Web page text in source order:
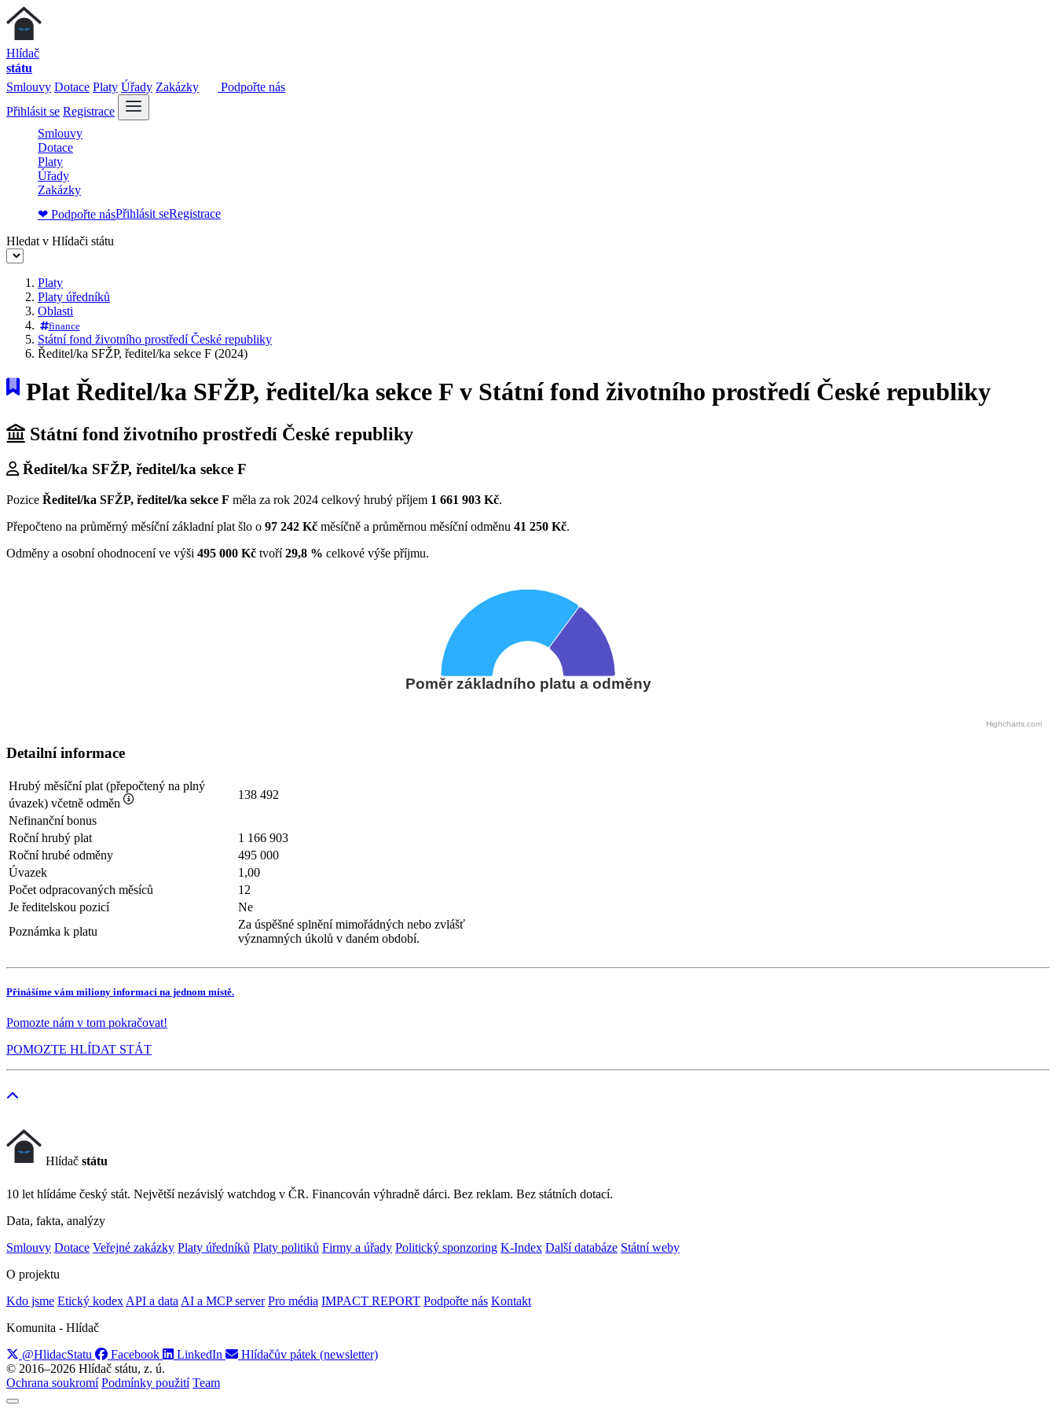
Hlídač
státu
Smlouvy Dotace Platy Úřady Zakázky
Podpořte nás
Přihlásit se Registrace
Smlouvy
Dotace
Platy
Úřady
Zakázky
❤ Podpořte násPřihlásit seRegistrace
Hledat v Hlídači státu
Platy
Platy úředníků
Oblasti
finance
Státní fond životního prostředí České republiky
Ředitel/ka SFŽP, ředitel/ka sekce F (2024)
Plat Ředitel/ka SFŽP, ředitel/ka sekce F v Státní fond životního prostředí České republiky
Státní fond životního prostředí České republiky
Ředitel/ka SFŽP, ředitel/ka sekce F
Pozice Ředitel/ka SFŽP, ředitel/ka sekce F měla za rok 2024 celkový hrubý příjem 1 661 903 Kč.
Přepočteno na průměrný měsíční základní plat šlo o 97 242 Kč měsíčně a průměrnou měsíční odměnu 41 250 Kč.
Odměny a osobní ohodnocení ve výši 495 000 Kč tvoří29,8 % celkové výše příjmu.
Poměr základního platu a odměny
Highcharts.com
Detailní informace
Hrubý měsíční plat (přepočtený na plný
úvazek) včetně odměn
138 492
Nefinanční bonus
Roční hrubý plat
1 166 903
Roční hrubé odměny
495 000
Úvazek
1,00
Počet odpracovaných měsíců
12
Je ředitelskou pozicí
Ne
Poznámka k platu
Za úspěšné splnění mimořádných nebo zvlášť
významných úkolů v daném období.
Přinášíme vám miliony informací na jednom místě.
Pomozte nám v tom pokračovat!
POMOZTE HLÍDAT STÁT
Hlídač státu
10 let hlídáme český stát. Největší nezávislý watchdog v ČR. Financován výhradně dárci. Bez reklam. Bez státních dotací.
Data, fakta, analýzy
Smlouvy Dotace Veřejné zakázky Platy úředníků Platy politiků Firmy a úřady Politický sponzoring K-Index Další databáze Státní weby
O projektu
Kdo jsme Etický kodex API a data AI a MCP server Pro média IMPACT REPORT Podpořte nás Kontakt
Komunita - Hlídač
@HlidacStatu
Facebook LinkedIn
Hlídačův pátek (newsletter)
© 2016–2026 Hlídač státu, z. ú.
Ochrana soukromí Podmínky použití Team